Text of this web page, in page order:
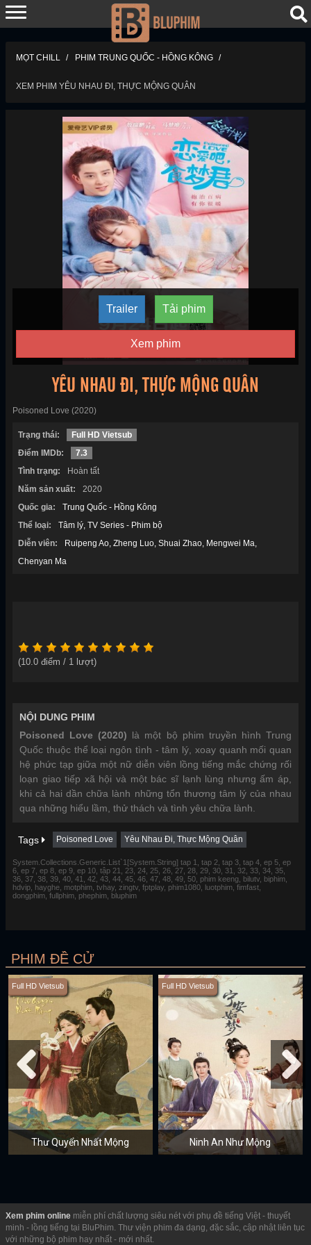
MỌT CHILL PHIM TRUNG QUỐC - HỒNG KÔNG
XEM PHIM YÊU NHAU ĐI, THỰC MỘNG QUÂN
Trailer Tải phim
Xem phim
YÊU NHAU ĐI, THỰC MỘNG QUÂN
Poisoned Love (2020)
Trạng thái:
Full HD Vietsub
Điểm IMDb:
7.3
Tình trạng:
Hoàn tất
Năm sản xuất:
2020
Quốc gia:
Trung Quốc - Hồng Kông
Thể loại:
Tâm lý TV Series - Phim bộ
Diễn viên:
Ruipeng Ao Zheng Luo Shuai Zhao Mengwei Ma
Chenyan Ma
(10.0 điểm / 1 lượt)
NỘI DUNG PHIM
Poisoned Love (2020) là một bộ phim truyền hình Trung
Quốc thuộc thể loại ngôn tình - tâm lý, xoay quanh mối quan
hệ phức tạp giữa một nữ diễn viên lồng tiếng mắc chứng rối
loạn giao tiếp xã hội và một bác sĩ lạnh lùng nhưng ấm áp,
khi cả hai dần chữa lành những tổn thương tâm lý của nhau
qua những hiểu lầm, thử thách và tình yêu chữa lành.
Tags Poisoned Love Yêu Nhau Đi, Thực Mộng Quân
System.Collections.Generic.List`1[System.String] tap 1, tap 2, tap 3, tap 4, ep 5, ep
6, ep 7, ep 8, ep 9, ep 10, tập 21, 23, 24, 25, 26, 27, 28, 29, 30, 31, 32, 33, 34, 35,
36, 37, 38, 39, 40, 41, 42, 43, 44, 45, 46, 47, 48, 49, 50, phim keeng, bilutv, biphim,
hdvip, hayghe, motphim, tvhay, zingtv, fptplay, phim1080, luotphim, fimfast,
dongphim, fullphim, phephim, bluphim
PHIM ĐỀ CỬ
Full HD Vietsub
Thư Quyển Nhất Mộng
Full HD Vietsub
Ninh An Như Mộng
Xem phim online miễn phí chất lượng siêu nét với phụ đề tiếng Việt - thuyết
minh - lồng tiếng tại BluPhim. Thư viện phim đa dạng, đặc sắc, cập nhật liên tục
với những bộ phim hay nhất - mới nhất.